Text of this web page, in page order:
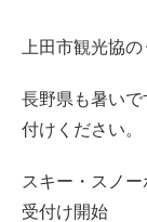
上田市観光協
長野県も暑い
付けください。
スキー・スノ
受付け開始